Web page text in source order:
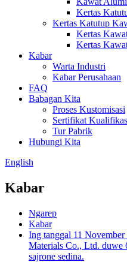
Kertas
Kertas Katutup
Kertas
Kertas
Kabar
Warta Industri
Kabar Perusahaan
FAQ
Babagan Kita
Proses Kustomisasi
Sertifikat
Tur Pabrik
Hubungi Kita
English
Kabar
Ngarep
Kabar
Ing tanggal 11
Materials Co., Ltd. duwe
sajrone sedina.